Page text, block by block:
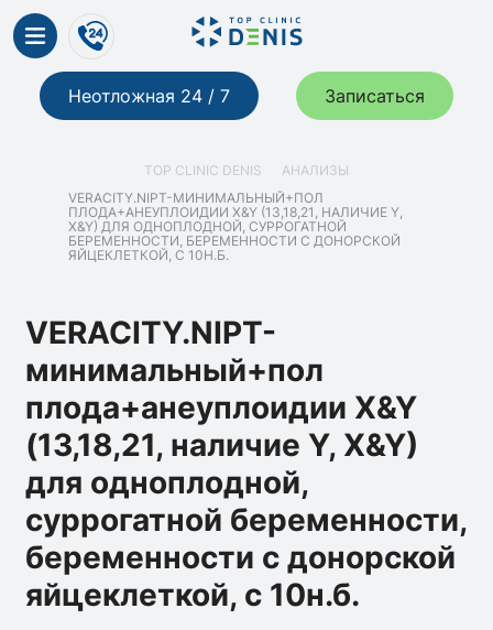
Неотложная 24 / 7 Записаться
TOP CLINIC DENIS
АНАЛИЗЫ
VERACITY.NIPT-МИНИМАЛЬНЫЙ+ПОЛ
ПЛОДА+АНЕУПЛОИДИИ X&Y (13,18,21, НАЛИЧИЕ Y,
X&Y) ДЛЯ ОДНОПЛОДНОЙ, СУРРОГАТНОЙ
БЕРЕМЕННОСТИ, БЕРЕМЕННОСТИ С ДОНОРСКОЙ
ЯЙЦЕКЛЕТКОЙ, С 10Н.Б.
VERACITY.NIPT-
минимальный+пол
плода+анеуплоидии X&Y
(13,18,21, наличие Y, X&Y)
для одноплодной,
суррогатной беременности,
беременности с донорской
яйцеклеткой, с 10н.б.